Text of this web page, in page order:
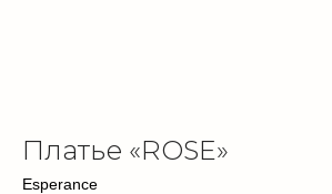
Платье «ROSE»
Esperance